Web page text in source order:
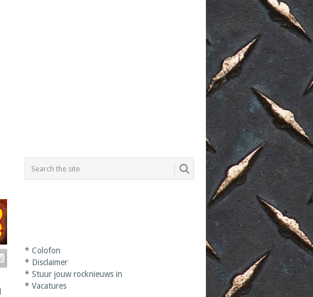
*Colofon
* Disclaimer
*Stuur jouw rocknieuws in
*Vacatures